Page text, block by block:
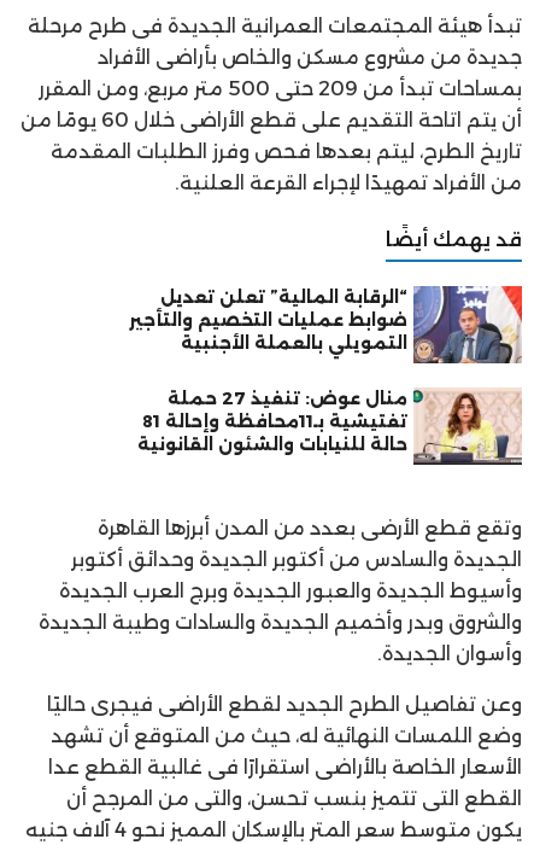
تبدأ هيئة المجتمعات العمرانية الجديدة فى طرح مرحلة
جديدة من مشروع مسكن والخاص بأراضى الأفراد
بمساحات تبدأ من 209 حتى 500 متر مربع، ومن المقرر
أن يتم اتاحة التقديم على قطع الأراضى خلال 60 يومًا من
تاريخ الطرح، ليتم بعدها فحص وفرز الطلبات المقدمة
من الأفراد تمهيدًا لإجراء القرعة العلنية.
قد يهمك أيضًا
“الرقابة المالية” تعلن تعديل
ضوابط عمليات التخصيم والتأجير
التمويلي بالعملة الأجنبية
منال عوض: تنفيذ 27 حملة
تفتيشية بـ11محافظة وإحالة 81
حالة للنيابات والشئون القانونية
وتقع قطع الأرضى بعدد من المدن أبرزها القاهرة
الجديدة والسادس من أكتوبر الجديدة وحدائق أكتوبر
وأسيوط الجديدة والعبور الجديدة وبرج العرب الجديدة
والشروق وبدر وأخميم الجديدة والسادات وطيبة الجديدة
وأسوان الجديدة.
وعن تفاصيل الطرح الجديد لقطع الأراضى فيجرى حاليًا
وضع اللمسات النهائية له، حيث من المتوقع أن تشهد
الأسعار الخاصة بالأراضى استقرارًا فى غالبية القطع عدا
القطع التى تتميز بنسب تحسن، والتى من المرجح أن
يكون متوسط سعر المتر بالإسكان المميز نحو 4 آلاف جنيه